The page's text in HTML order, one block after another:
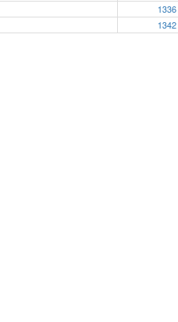
1336
1342